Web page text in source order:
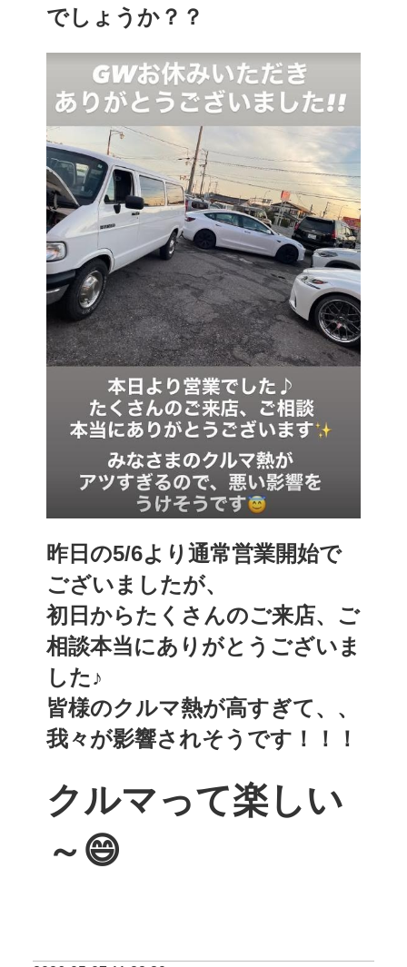
でしょうか？？
昨日の5/6より通常営業開始で
ございましたが、
初日からたくさんのご来店、ご
相談本当にありがとうございま
した♪
皆様のクルマ熱が高すぎて、、
我々が影響されそうです！！！
クルマって楽しい
～😄